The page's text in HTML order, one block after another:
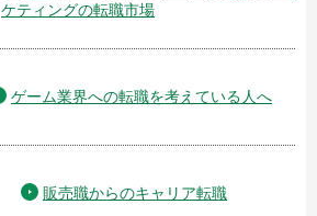
ケティングの転職市場
ゲーム業界への転職を考えている人へ
販売職からのキャリア転職